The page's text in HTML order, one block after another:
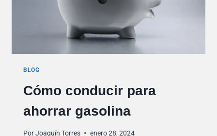
BLOG
Cómo conducir para
ahorrar gasolina
PorJoaquín Torres enero 28, 2024